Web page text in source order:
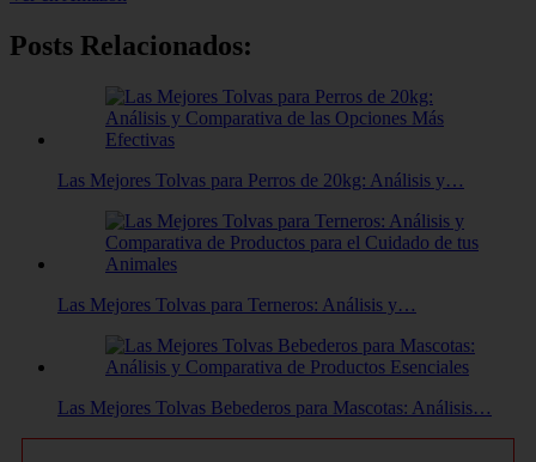
Posts Relacionados:
Las Mejores Tolvas para Perros de 20kg: Análisis y…
Las Mejores Tolvas para Terneros: Análisis y…
Las Mejores Tolvas Bebederos para Mascotas: Análisis…